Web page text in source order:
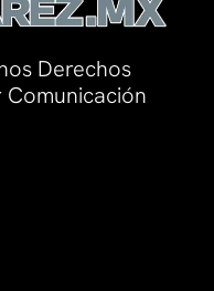
Derechos